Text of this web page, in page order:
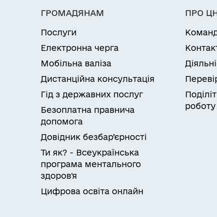
Умови і випадки надання
та документи, необхідні для
формі до центру надання
виконавчого органу сільської,
надання адміністративної послуги
разі технічної
документів (телефоном, на електронну
адміністративної послуги надається
роз’ясненням порядку оскарження.
Результати та способи
Видача опікуну дозволу
Відмова у наданні опікуну дозволу
ГРОМАДЯНАМ
Послуги
Електронна черга
Мобільна валіза
Дистанційна консультація
Гід з державних послуг
Безоплатна правнича
допомога
Довідник безбар’єрності
Ти як? - Всеукраїнська
програма ментального
здоров'я
Цифрова освіта онлайн
ПРО